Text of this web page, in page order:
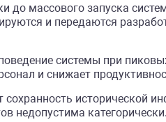
до массового запуска
и передаются
системы при
и снижает
исторической
недопустима